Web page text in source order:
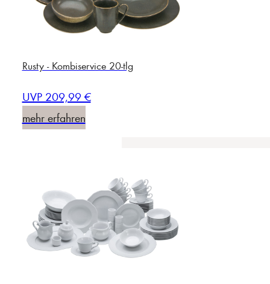
Rusty - Kombiservice 20-tlg
UVP 209,99 €
mehr erfahren